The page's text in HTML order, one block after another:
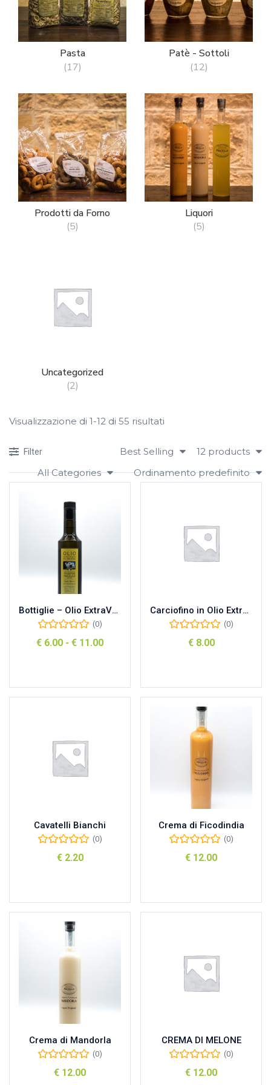
Pasta
(17)
Patè - Sottoli
(12)
Prodotti da Forno
(5)
Liquori
(5)
Uncategorized
(2)
Visualizzazione di 1-12 di 55 risultati
Filter Best Selling
12 products
All Categories
Ordinamento predefinito
Bottiglie – Olio ExtraVergine di Oliva
(0)
€ 6.00 - € 11.00
Carciofino in Olio Extravergine di Oliva
(0)
€8.00
Cavatelli Bianchi
(0)
€2.20
Crema di Ficodindia
(0)
€ 12.00
Crema di Mandorla
(0)
€ 12.00
CREMA DI MELONE
(0)
€ 12.00